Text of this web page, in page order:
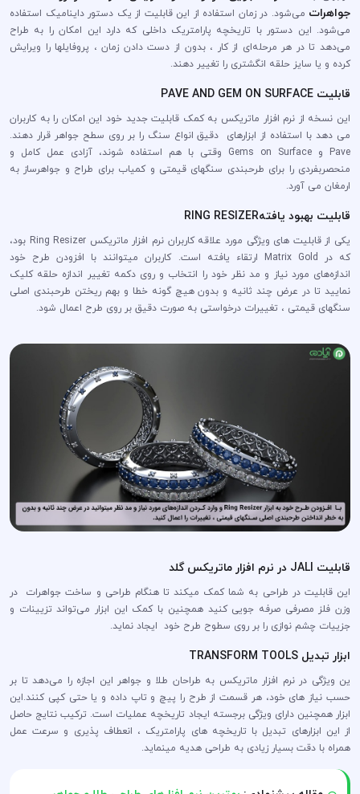
جواهرات می‌شود. در زمان استفاده از این قابلیت از یک دستور داینامیک استفاده
می‌شود. این دستور با تاریخچه پارامتریک داخلی که دارد این امکان را به طراح
می‌دهد تا در هر مرحله‌ای از کار ، بدون از دست دادن زمان ، پروفایلها را ویرایش
کرده و یا سایز حلقه انگشتری را تغییر دهند.
قابلیت PAVE AND GEM ON SURFACE
این نسخه از نرم افزار ماتریکس به کمک قابلیت جدید خود این امکان را به کاربران
می دهد با استفاده از ابزارهای دقیق انواع سنگ را بر روی سطح جواهر قرار دهند.
Pave و Gems on Surface وقتی با هم استفاده شوند، آزادی عمل کامل و
منحصربفردی را برای طرحبندی سنگهای قیمتی و کمیاب برای طراح و جواهرساز به
ارمغان می آورد.
قابلیت بهبود یافتهRING RESIZER
یکی از قابلیت های ویژگی مورد علاقه کاربران نرم افزار ماتریکس Ring Resizer بود،
که در Matrix Gold ارتقاء یافته است. کاربران میتوانند با افزودن طرح خود
اندازه‌های مورد نیاز و مد نظر خود را انتخاب و روی دکمه تغییر اندازه حلقه کلیک
نمایید تا در عرض چند ثانیه و بدون هیچ گونه خطا و بهم ریختن طرحبندی اصلی
سنگهای قیمتی ، تغییرات درخواستی به صورت دقیق بر روی طرح اعمال شود.
قابلیت JALI در نرم افزار ماتریکس گلد
این قابلیت در طراحی به شما کمک میکند تا هنگام طراحی و ساخت جواهرات در
وزن فلز مصرفی صرفه جویی کنید همچنین با کمک این ابزار می‌تواند تزیینات و
جزییات چشم نوازی را بر روی سطوح طرح خود ایجاد نماید.
ابزار تبدیل TRANSFORM TOOLS
ین ویژگی در نرم افزار ماتریکس به طراحان طلا و جواهر این اجازه را می‌دهد تا بر
حسب نیاز های خود، هر قسمت از طرح را پیچ و تاپ داده و یا حتی کپی کنند.این
ابزار همچنین دارای ویژگی برجسته ایجاد تاریخچه عملیات است. ترکیب نتایج حاصل
از این ابزارهای تبدیل با تاریخچه های پارامتریک ، انعطاف پذیری و سرعت عمل
همراه با دقت بسیار زیادی به طراحی هدیه مینماید.